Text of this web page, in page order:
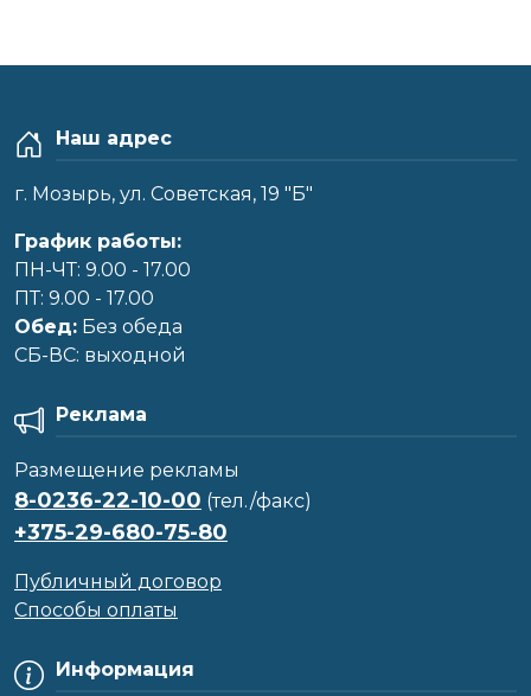
Наш адрес
г. Мозырь, ул. Советская, 19 "Б"
График работы:
ПН-ЧТ: 9.00 - 17.00
ПТ: 9.00 - 17.00
Обед: Без обеда
CБ-ВС: выходной
Информация
Реклама
Размещение рекламы
8-0236-22-10-00 (тел./факс)
+375-29-680-75-80
Публичный договор
Способы оплаты